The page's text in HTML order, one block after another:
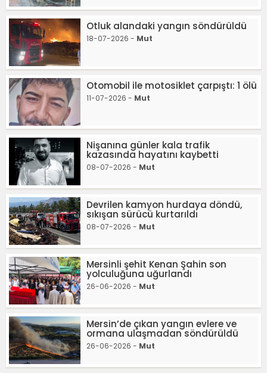
Otluk alandaki yangın söndürüldü
18-07-2026 - Mut
Otomobil ile motosiklet çarpıştı: 1 ölü
11-07-2026 - Mut
Nişanına günler kala trafik
kazasında hayatını kaybetti
08-07-2026 - Mut
Devrilen kamyon hurdaya döndü,
sıkışan sürücü kurtarıldı
08-07-2026 - Mut
Mersinli şehit Kenan Şahin son
yolculuğuna uğurlandı
26-06-2026 - Mut
Mersin’de çıkan yangın evlere ve
ormana ulaşmadan söndürüldü
26-06-2026 - Mut